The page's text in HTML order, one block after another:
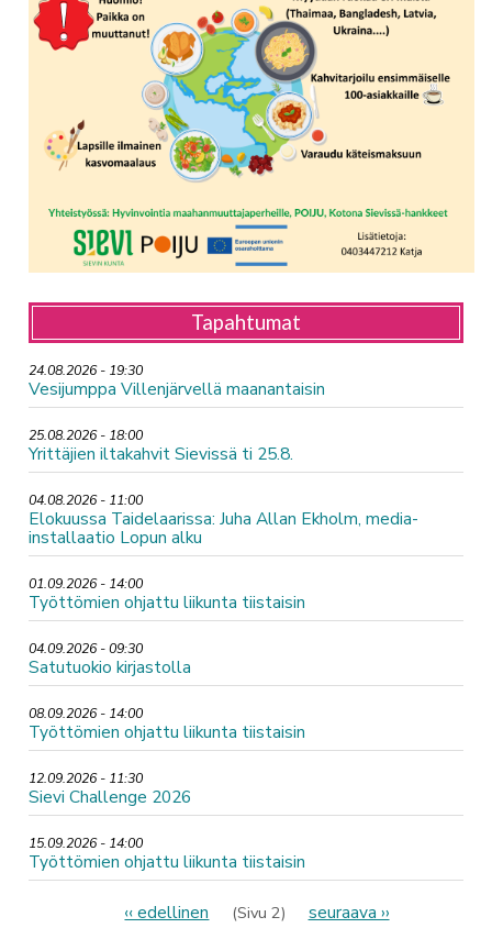
Tapahtumat
24.08.2026 - 19:30
Vesijumppa Villenjärvellä maanantaisin
25.08.2026 - 18:00
Yrittäjien iltakahvit Sievissä ti 25.8.
04.08.2026 - 11:00
Elokuussa Taidelaarissa: Juha Allan Ekholm, media-
installaatio Lopun alku
01.09.2026 - 14:00
Työttömien ohjattu liikunta tiistaisin
04.09.2026 - 09:30
Satutuokio kirjastolla
08.09.2026 - 14:00
Työttömien ohjattu liikunta tiistaisin
12.09.2026 - 11:30
Sievi Challenge 2026
15.09.2026 - 14:00
Työttömien ohjattu liikunta tiistaisin
Edellinen
‹‹ edellinen (Sivu 2)
Seuraava
seuraava ››